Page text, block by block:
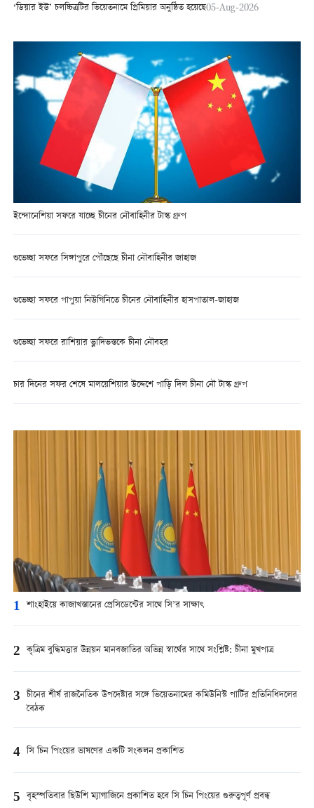
‘ডিয়ার ইউ’ চলচ্চিত্রটির ভিয়েতনামে প্রিমিয়ার অনুষ্ঠিত হয়েছে05-Aug-2026
ইন্দোনেশিয়া সফরে যাচ্ছে চীনের নৌবাহিনীর টাস্ক গ্রুপ
শুভেচ্ছা সফরে সিঙ্গাপুরে পৌঁছেছে চীনা নৌবাহিনীর জাহাজ
শুভেচ্ছা সফরে পাপুয়া নিউগিনিতে চীনের নৌবাহিনীর হাসপাতাল-জাহাজ
শুভেচ্ছা সফরে রাশিয়ার ভ্লাদিভস্তকে চীনা নৌবহর
চার দিনের সফর শেষে মালয়েশিয়ার উদ্দেশে পাড়ি দিল চীনা নৌ টাস্ক গ্রুপ
1 শাংহাইয়ে কাজাখস্তানের প্রেসিডেন্টের সাথে সি’র সাক্ষাৎ
2 কৃত্রিম বুদ্ধিমত্তার উন্নয়ন মানবজাতির অভিন্ন স্বার্থের সাথে সংশ্লিষ্ট: চীনা মুখপাত্র
3 চীনের শীর্ষ রাজনৈতিক উপদেষ্টার সঙ্গে ভিয়েতনামের কমিউনিস্ট পার্টির প্রতিনিধিদলের
বৈঠক
4 সি চিন পিংয়ের ভাষণের একটি সংকলন প্রকাশিত
5 বৃহস্পতিবার ছিউশি ম্যাগাজিনে প্রকাশিত হবে সি চিন পিংয়ের গুরুত্বপূর্ণ প্রবন্ধ